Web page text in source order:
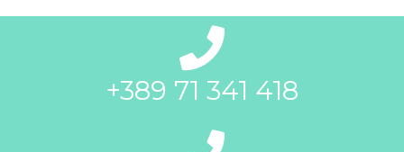
+389 71 341 418